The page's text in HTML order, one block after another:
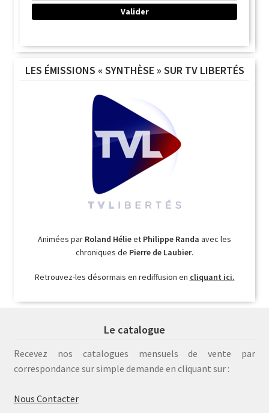
LES ÉMISSIONS « SYNTHÈSE » SUR TV LIBERTÉS
Animées par Roland Hélieet Philippe Randa avec les
chroniques de Pierre de Laubier.
Retrouvez-les désormais en rediffusion en cliquant ici.
Le catalogue
Recevez nos catalogues mensuels de vente par
correspondance sur simple demande en cliquant sur :
Nous Contacter